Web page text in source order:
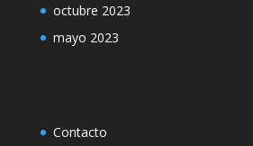
octubre 2023
mayo 2023
Contacto